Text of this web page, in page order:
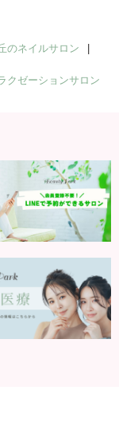
のネイルサロン
クゼーションサロン